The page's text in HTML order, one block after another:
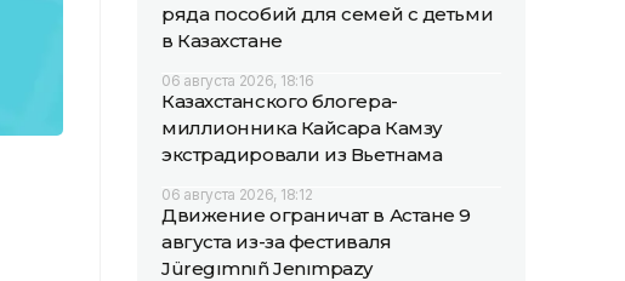
ряда пособий для семей с детьми
в Казахстане
06 августа 2026, 18:16
Казахстанского блогера-
миллионника Кайсара Камзу
экстрадировали из Вьетнама
06 августа 2026, 18:12
Движение ограничат в Астане 9
августа из-за фестиваля
Jüregımnıñ Jenımpazy